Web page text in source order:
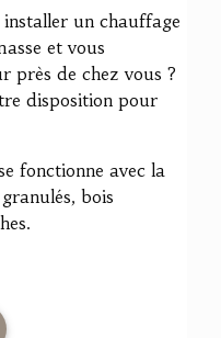
un chauffage
et vous
près de chez vous ?
disposition pour
fonctionne avec la
bois